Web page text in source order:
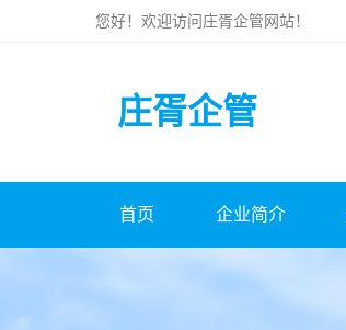
您好！欢迎访问庄胥企管网站！
庄胥企管
首页 企业简介